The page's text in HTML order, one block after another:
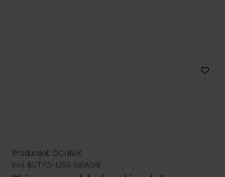
Producent: OCHNIK
Kod: BUTYD-1259-99(W26)